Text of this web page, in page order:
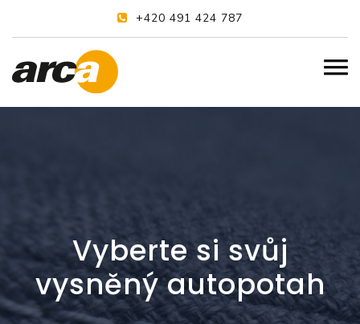
+420 491 424 787
Vyberte si svůj
vysněný autopotah